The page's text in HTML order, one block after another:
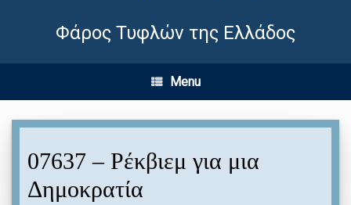
Φάρος Τυφλών της Ελλάδος
Menu
07637 – Ρέκβιεμ για μια
Δημοκρατία